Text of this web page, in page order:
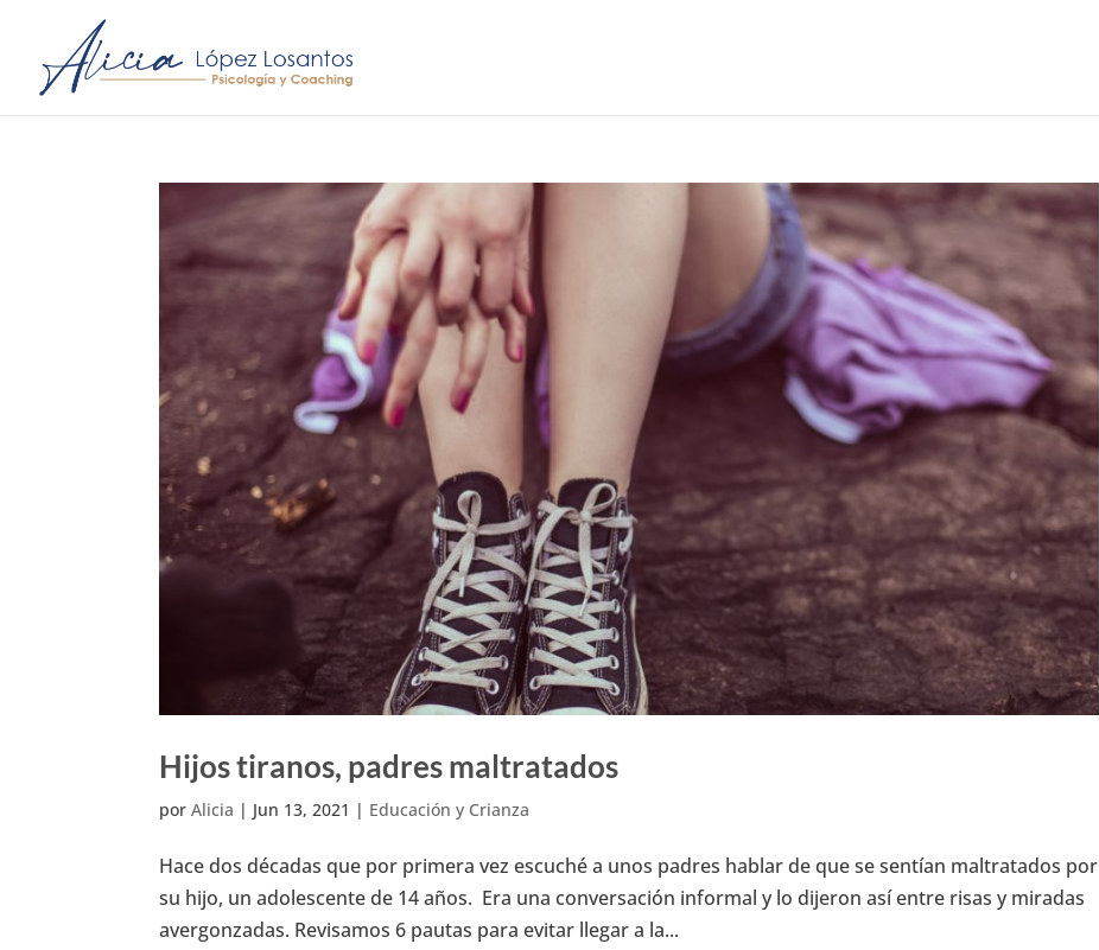
Hijos tiranos, padres maltratados
porAlicia | Jun 13, 2021 | Educación y Crianza
Hace dos décadas que por primera vez escuché a unos padres hablar de que se sentían maltratados por
su hijo, un adolescente de 14 años. Era una conversación informal y lo dijeron así entre risas y miradas
avergonzadas. Revisamos 6 pautas para evitar llegar a la...